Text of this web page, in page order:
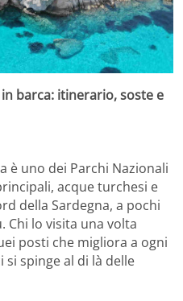
barca: itinerario, soste e
è uno dei Parchi Nazionali
acque turchesi e
della Sardegna, a pochi
Chi lo visita una volta
posti che migliora a ogni
spinge al di là delle